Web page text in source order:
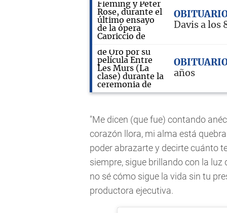
Davis a los
años
"Me dicen (que fue) contando
corazón llora, mi alma está
poder abrazarte y decirte cuánto
siempre, sigue brillando con la
no sé cómo sigue la vida sin tu
productora ejecutiva.